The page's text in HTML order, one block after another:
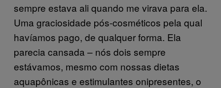
sempre estava ali quando me virava para ela.
Uma graciosidade pós-cosméticos pela qual
havíamos pago, de qualquer forma. Ela
parecia cansada – nós dois sempre
estávamos, mesmo com nossas dietas
aquapônicas e estimulantes onipresentes, o